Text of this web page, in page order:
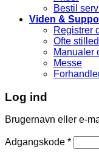
Bestil
Viden &
Registrer
Ofte
Manualer
Messe
Log ind
Brugernavn eller e-
Adgangskode *